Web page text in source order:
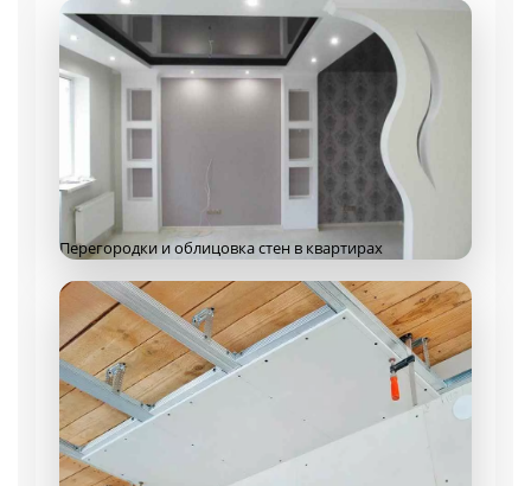
Перегородки и облицовка стен в квартирах